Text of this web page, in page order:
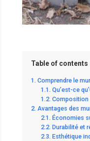
Table of contents
Comprendre le
Qu’est-ce
Composition
Avantages des
Économies
Durabilité et
Esthétique